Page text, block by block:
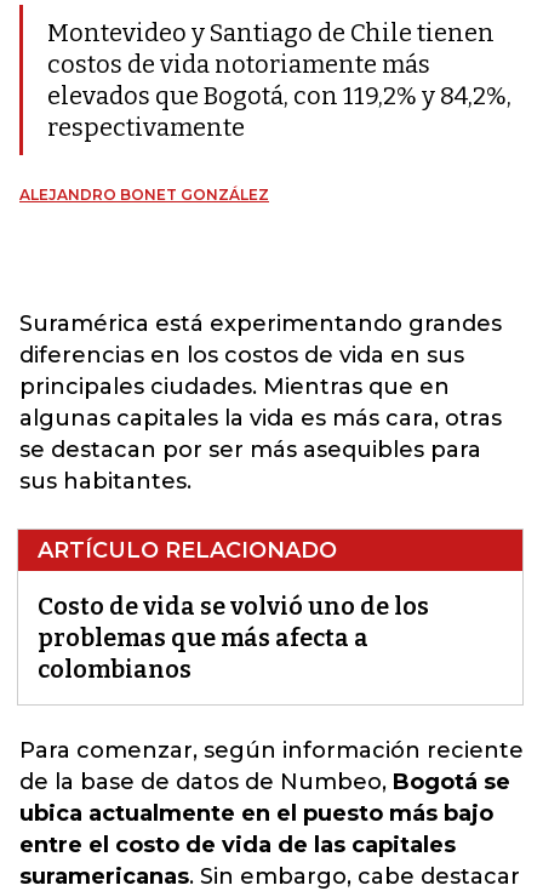
Montevideo y Santiago de Chile tienen
costos de vida notoriamente más
elevados que Bogotá, con 119,2% y 84,2%,
respectivamente
ALEJANDRO BONET GONZÁLEZ
Suramérica está experimentando grandes
diferencias en los costos de vida en sus
principales ciudades. Mientras que en
algunas capitales la vida es más cara, otras
se destacan por ser más asequibles para
sus habitantes.
ARTÍCULO RELACIONADO
Costo de vida se volvió uno de los
problemas que más afecta a
colombianos
Para comenzar, según información reciente
de la base de datos de Numbeo, Bogotá se
ubica actualmente en el puesto más bajo
entre el costo de vida de las capitales
suramericanas. Sin embargo, cabe destacar